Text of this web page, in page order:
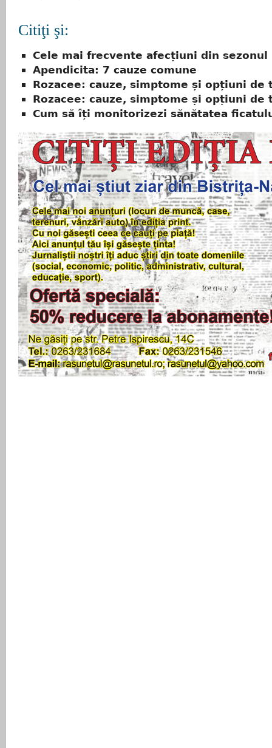
Citiţi şi:
Cele mai frecvente afecțiuni din sezonul
Apendicita: 7 cauze comune
Rozacee: cauze, simptome și opțiuni de
Rozacee: cauze, simptome și opțiuni de
Cum să îți monitorizezi sănătatea